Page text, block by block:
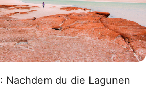
: Nachdem du die Lagunen